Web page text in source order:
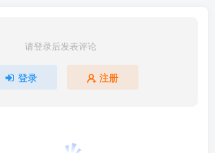
请登录后发表评论
登录 注册